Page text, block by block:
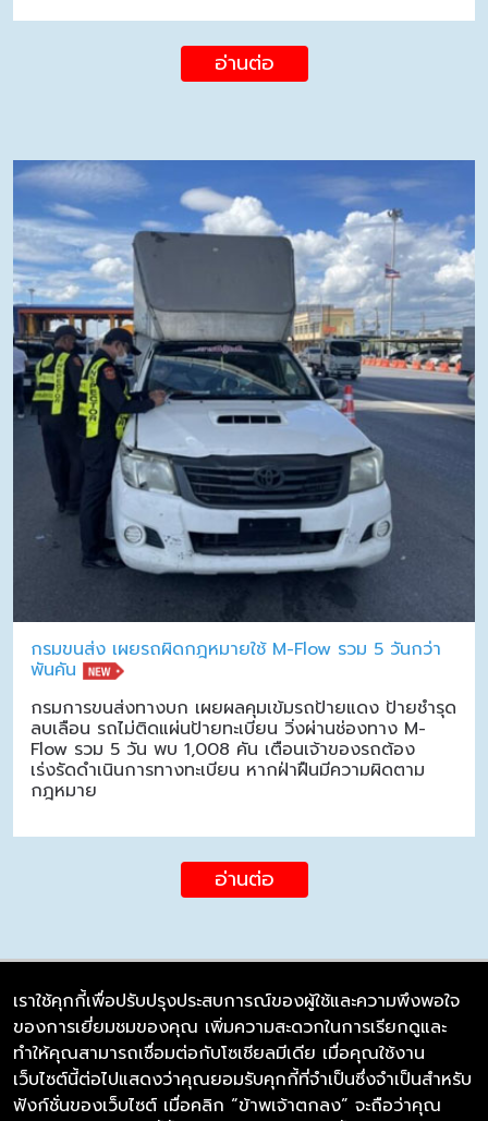
อ่านต่อ
กรมขนส่ง เผยรถผิดกฎหมายใช้ M-Flow รวม 5 วันกว่า
พันคัน
กรมการขนส่งทางบก เผยผลคุมเข้มรถป้ายแดง ป้ายชำรุด
ลบเลือน รถไม่ติดแผ่นป้ายทะเบียน วิ่งผ่านช่องทาง M-
Flow รวม 5 วัน พบ 1,008 คัน เตือนเจ้าของรถต้อง
เร่งรัดดำเนินการทางทะเบียน หากฝ่าฝืนมีความผิดตาม
กฎหมาย
อ่านต่อ
บริษัท ซิมลิงค์ จำกัด
98/226 Bangrakyai-Baanmai Road,
Bangyai, Nonthaburi 11140
เราใช้คุกกี้เพื่อปรับปรุงประสบการณ์ของผู้ใช้และความพึงพอใจ
ของการเยี่ยมชมของคุณ เพิ่มความสะดวกในการเรียกดูและ
ทำให้คุณสามารถเชื่อมต่อกับโซเชียลมีเดีย เมื่อคุณใช้งาน
เว็บไซต์นี้ต่อไปแสดงว่าคุณยอมรับคุกกี้ที่จำเป็นซึ่งจำเป็นสำหรับ
ฟังก์ชั่นของเว็บไซต์ เมื่อคลิก “ข้าพเจ้าตกลง” จะถือว่าคุณ